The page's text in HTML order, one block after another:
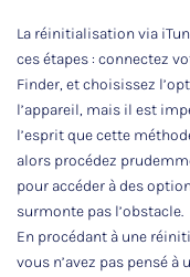
La réinitialisation via
ces étapes : connectez
Finder, et choisissez
l’appareil, mais il est
l’esprit que cette
alors procédez
pour accéder à des
surmonte pas l’obstacle.
En procédant à une
vous n’avez pas pensé à